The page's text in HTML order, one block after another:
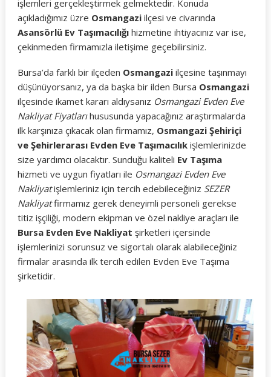
işlemleri gerçekleştirmek gelmektedir. Konuda
açıkladığımız üzre Osmangaziilçesi ve civarında
Asansörlü Ev Taşımacılığıhizmetine ihtiyacınız var ise,
çekinmeden firmamızla iletişime geçebilirsiniz.
Bursa’da farklı bir ilçeden Osmangaziilçesine taşınmayı
düşünüyorsanız, ya da başka bir ilden Bursa Osmangazi
ilçesinde ikamet kararı aldıysanız Osmangazi Evden Eve
Nakliyat Fiyatlarıhususunda yapacağınız araştırmalarda
ilk karşınıza çıkacak olan firmamız, Osmangazi Şehiriçi
ve Şehirlerarası Evden Eve Taşımacılıkişlemlerinizde
size yardımcı olacaktır. Sunduğu kaliteli Ev Taşıma
hizmeti ve uygun fiyatları ile Osmangazi Evden Eve
Nakliyatişlemleriniz için tercih edebileceğiniz SEZER
Nakliyatfirmamız gerek deneyimli personeli gerekse
titiz işçiliği, modern ekipman ve özel nakliye araçları ile
Bursa Evden Eve Nakliyat şirketleri içersinde
işlemlerinizi sorunsuz ve sigortalı olarak alabileceğiniz
firmalar arasında ilk tercih edilen Evden Eve Taşıma
şirketidir.